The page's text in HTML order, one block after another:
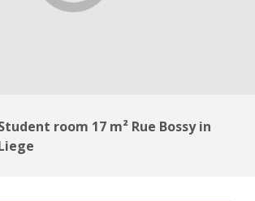
room 17 m² Rue Bossy in